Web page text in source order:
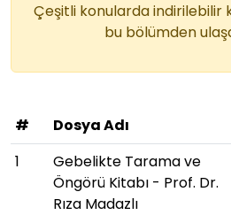
Çeşitli konularda indirilebilir
bu bölümden
# Dosya Adı
1
Gebelikte Tarama ve
Öngörü Kitabı - Prof. Dr.
Rıza Madazlı